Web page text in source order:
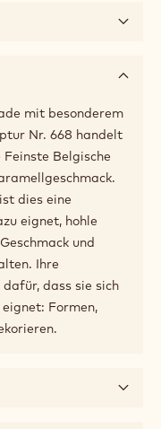
mit besonderem
Nr. 668 handelt
Belgische
dies eine
eignet, hohle
und
Ihre
dass sie sich
Formen,